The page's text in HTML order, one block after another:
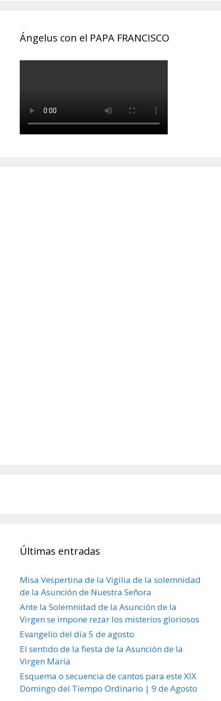
Ángelus con el PAPA FRANCISCO
Últimas entradas
Misa Vespertina de la Vigilia de la solemnidad
de la Asunción de Nuestra Señora
Ante la Solemnidad de la Asunción de la
Virgen se impone rezar los misterios gloriosos
Evangelio del día 5 de agosto
El sentido de la fiesta de la Asunción de la
Virgen María
Esquema o secuencia de cantos para este XIX
Domingo del Tiempo Ordinario | 9 de Agosto